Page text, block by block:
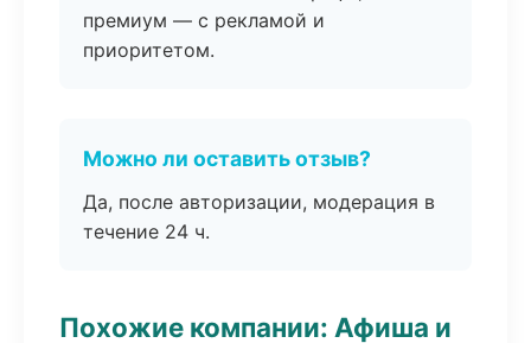
премиум — с рекламой и
приоритетом.
Можно ли оставить отзыв?
Да, после авторизации, модерация в
течение 24 ч.
Похожие компании: Афиша и